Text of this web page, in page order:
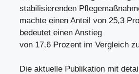
stabilisierenden
machte einen Anteil von 25,3
bedeutet einen Anstieg
von 17,6 Prozent im Vergleich
Die aktuelle Publikation mit